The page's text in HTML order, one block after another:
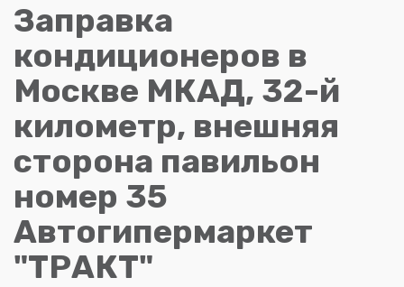
Заправка
кондиционеров в
Москве МКАД, 32-й
километр, внешняя
сторона павильон
номер 35
Автогипермаркет
"ТРАКТ"